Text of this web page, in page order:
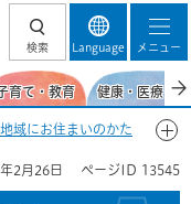
検索 Language メニュー
育て・教育 健康・医療・
域にお住まいのかた
2月26日 ページID 13545